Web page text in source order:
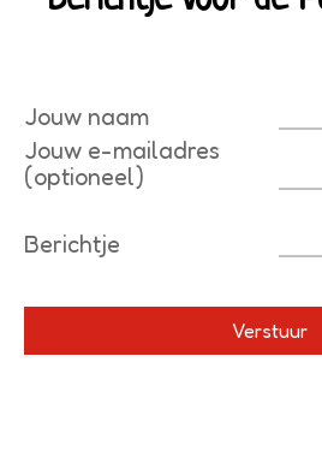
Jouw naam
Jouw e-mailadres
(optioneel)
Berichtje